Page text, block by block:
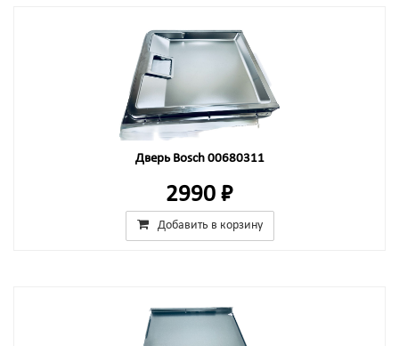
Дверь Bosch 00680311
2990 ₽
Добавить в корзину